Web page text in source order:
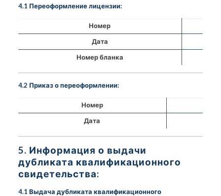
4.1 Переоформление лицензии:
Номер
Дата
Номер бланка
4.2 Приказ о переоформлении:
Номер
Дата
5. Информация о выдачи
дубликата квалификационного
свидетельства:
4.1 Выдача дубликата квалификационного